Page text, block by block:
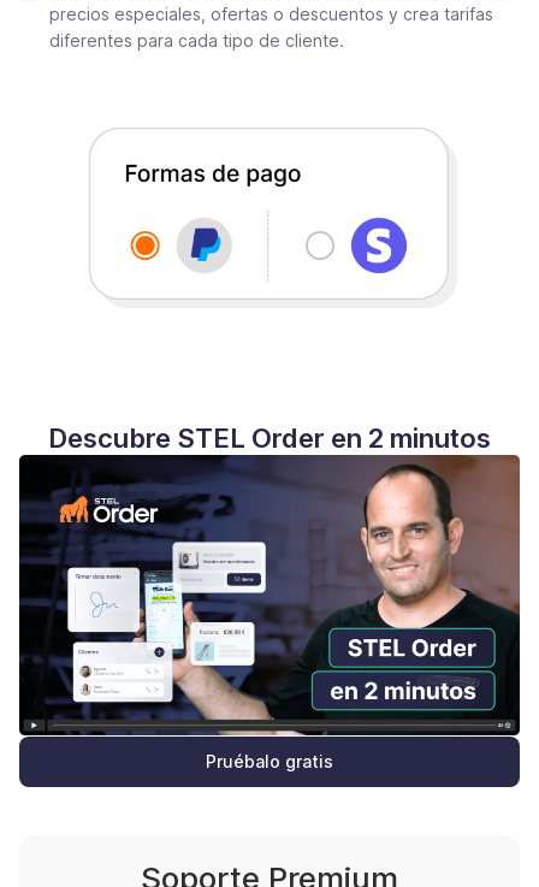
precios especiales, ofertas o descuentos y crea tarifas
diferentes para cada tipo de cliente.
Descubre STEL Order en 2 minutos
Pruébalo gratis
Soporte Premium